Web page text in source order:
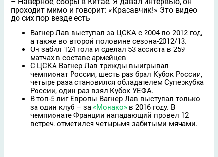
проходит мимо и говорит: «Красавчик!» Это видео
до сих пор везде есть.
Вагнер Лав выступал за ЦСКА с 2004 по 2012 год,
а также во второй половине сезона-2012/13.
Он забил 124 гола и сделал 53 ассиста в 259
матчах в составе армейцев.
С ЦСКА Вагнер Лав трижды выигрывал
чемпионат России, шесть раз брал Кубок России,
четыре раза становился обладателем Суперкубка
России, один раз взял Кубок УЕФА.
В топ-5 лиг Европы Вагнер Лав выступал только
за один клуб – за «Монако» в 2016 году. В
чемпионате Франции нападающий провел 12
встреч, отметился четырьмя забитыми мячами.